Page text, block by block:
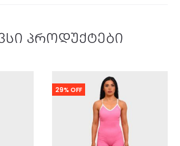
პროდუქტები
29% OFF